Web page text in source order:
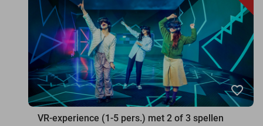
favorite_border
VR-experience (1-5 pers.) met 2 of 3 spellen